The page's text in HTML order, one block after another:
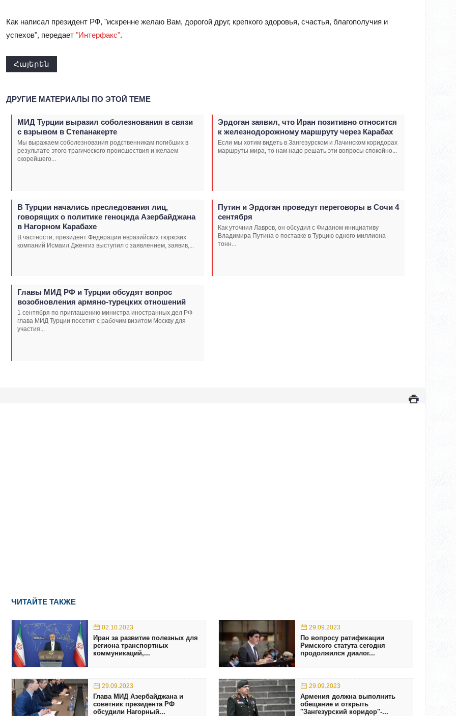
Как написал президент РФ, "искренне желаю Вам, дорогой друг, крепкого здоровья, счастья, благополучия и
успехов", передает "Интерфакс".
Հայերեն
ДРУГИЕ МАТЕРИАЛЫ ПО ЭТОЙ ТЕМЕ
МИД Турции выразил соболезнования в связи
с взрывом в Степанакерте
Мы выражаем соболезнования родственникам погибших в
результате этого трагического происшествия и желаем
скорейшего...
Эрдоган заявил, что Иран позитивно относится
к железнодорожному маршруту через Карабах
Если мы хотим видеть в Зангезурском и Лачинском коридорах
маршруты мира, то нам надо решать эти вопросы спокойно...
В Турции начались преследования лиц,
говорящих о политике геноцида Азербайджана
в Нагорном Карабахе
В частности, президент Федерации евразийских тюркских
компаний Исмаил Дженгиз выступил с заявлением, заявив,...
Путин и Эрдоган проведут переговоры в Сочи 4
сентября
Как уточнил Лавров, он обсудил с Фиданом инициативу
Владимира Путина о поставке в Турцию одного миллиона
тонн...
Главы МИД РФ и Турции обсудят вопрос
возобновления армяно-турецких отношений
1 сентября по приглашению министра иностранных дел РФ
глава МИД Турции посетит с рабочим визитом Москву для
участия...
ЧИТАЙТЕ ТАКЖЕ
02.10.2023
Иран за развитие полезных для
региона транспортных
коммуникаций,...
29.09.2023
По вопросу ратификации
Римского статута сегодня
продолжился диалог...
29.09.2023
Глава МИД Азербайджана и
советник президента РФ
обсудили Нагорный...
29.09.2023
Армения должна выполнить
обещание и открыть
''Зангезурский коридор''-...